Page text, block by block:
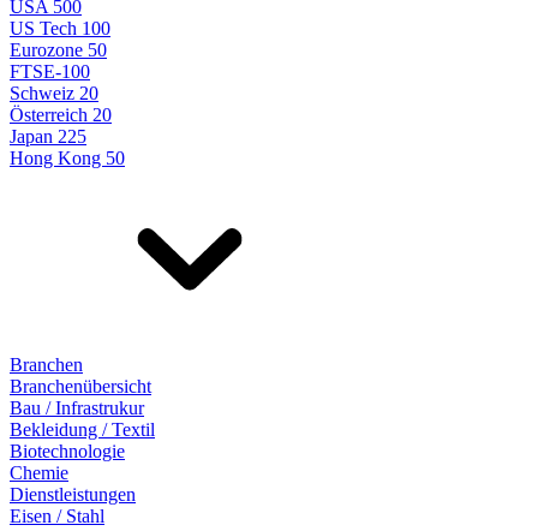
USA 500
US Tech 100
Eurozone 50
FTSE-100
Schweiz 20
Österreich 20
Japan 225
Hong Kong 50
Branchen
Branchenübersicht
Bau / Infrastrukur
Bekleidung / Textil
Biotechnologie
Chemie
Dienstleistungen
Eisen / Stahl